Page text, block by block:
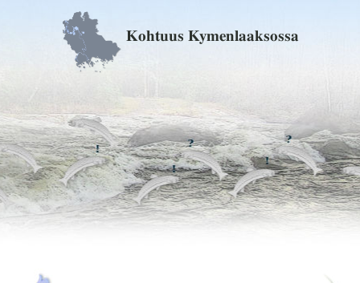
Kohtuus Kymenlaaksossa